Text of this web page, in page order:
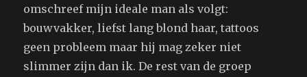
omschreef mijn ideale man als volgt:
bouwvakker, liefst lang blond haar, tattoos
geen probleem maar hij mag zeker niet
slimmer zijn dan ik. De rest van de groep